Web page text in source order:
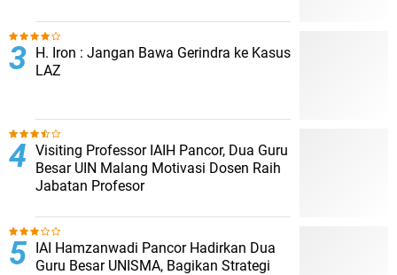
H. Iron : Jangan Bawa Gerindra ke Kasus
LAZ
Visiting Professor IAIH Pancor, Dua Guru
Besar UIN Malang Motivasi Dosen Raih
Jabatan Profesor
IAI Hamzanwadi Pancor Hadirkan Dua
Guru Besar UNISMA, Bagikan Strategi